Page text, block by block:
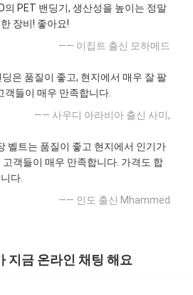
의 PET 밴딩기, 생산성을 높이는 정말
장비! 좋아요!
—— 이집트 출신 모하메드
딩은 품질이 좋고, 현지에서 매우 잘 팔
객들이 매우 만족합니다.
—— 사우디 아라비아 출신 사미,
벨트는 품질이 좋고 현지에서 인기가
고객들이 매우 만족합니다. 가격도 합
다.
—— 인도 출신 Mhammed
지금 온라인 채팅 해요